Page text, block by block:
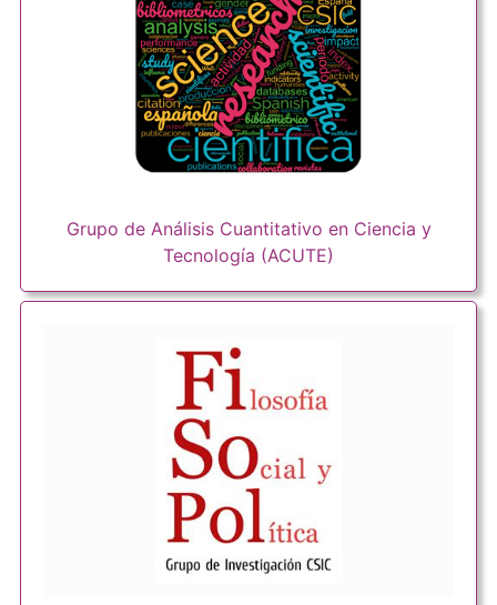
Grupo de Análisis Cuantitativo en Ciencia y
Tecnología (ACUTE)